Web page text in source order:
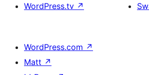
WordPress.tv ↗
WordPress.com ↗
Matt ↗